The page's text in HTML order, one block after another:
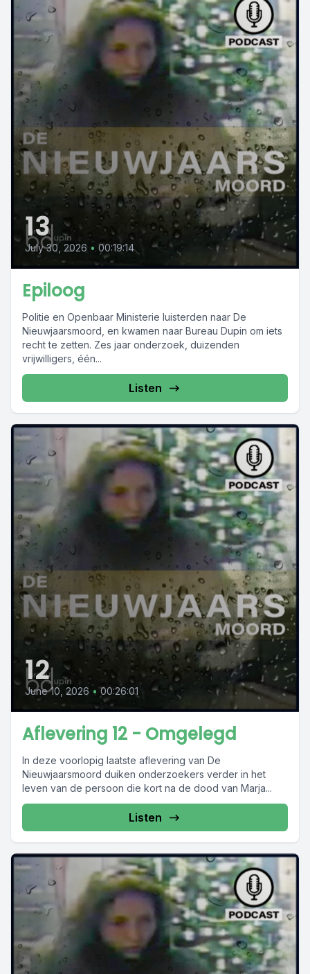
13
July 30, 2026 • 00:19:14
Epiloog
Politie en Openbaar Ministerie luisterden naar De
Nieuwjaarsmoord, en kwamen naar Bureau Dupin om iets
recht te zetten. Zes jaar onderzoek, duizenden
vrijwilligers, één...
Listen
12
June 10, 2026 • 00:26:01
Aflevering 12 - Omgelegd
In deze voorlopig laatste aflevering van De
Nieuwjaarsmoord duiken onderzoekers verder in het
leven van de persoon die kort na de dood van Marja...
Listen